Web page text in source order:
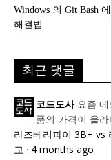
Windows 의 Git Bash
해결법
최근 댓글
코드도사 요즘
품의 가격이 올
라즈베리파이 3B+ vs
교 · 4 months ago